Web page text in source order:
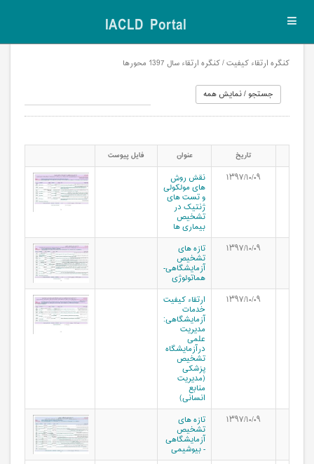
IACLD Portal
کنگره ارتقاء کیفیت / کنگره ارتقاء سال 1397 محورها
تاریخ عنوان فایل پیوست
۱۳۹۷/۱۰/۰۹ نقش روش
های مولکولی
و تست های
ژنتیک در
تشخیص
بیماری ها
۱۳۹۷/۱۰/۰۹
تازه های
تشخیص
آزمایشگاهی-
هماتولوژی
۱۳۹۷/۱۰/۰۹
ارتقاء کیفیت
خدمات
آزمایشگاهی:
مدیریت
علمی
درآزمایشگاه
تشخیص
پزشکی
(مدیریت
منابع
انسانی)
۱۳۹۷/۱۰/۰۹
تازه های
تشخیص
آزمایشگاهی
- بیوشیمی